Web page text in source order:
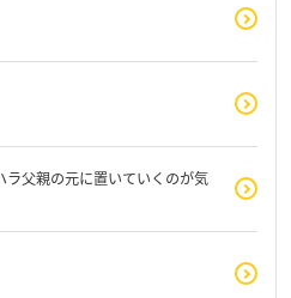
父親の元に置いていくのが気